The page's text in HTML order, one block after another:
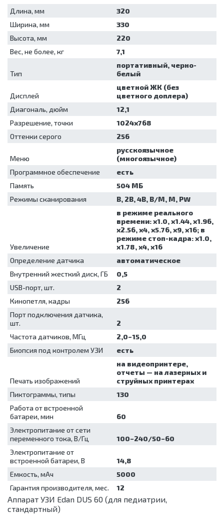
Длина, мм
320
Ширина, мм
330
Высота, мм
220
Вес, не более, кг
7,1
Тип
портативный, черно-
белый
Дисплей
цветной ЖК (без
цветного доплера)
Диагональ, дюйм
12,1
Разрешение, точки
1024х768
Оттенки серого
256
Меню
русскоязычное
(многоязычное)
Программное обеспечение
есть
Память
504 МБ
Режимы сканирования
В, 2В, 4В, В/М, М, PW
Увеличение
в режиме реального
времени: х1.0, х1.44, х1.96,
х2.56, х4, х5.76, х9, х16; в
режиме стоп-кадра: х1.0,
х1.78, х4, х16
Определение датчика
автоматическое
Внутренний жесткий диск, ГБ
0,5
USB-порт, шт.
2
Кинопетля, кадры
256
Порт подключения датчика,
шт.
2
Частота датчиков, МГц
2,0–15,0
Биопсия под контролем УЗИ
есть
Печать изображений
на видеопринтере,
отчеты — на лазерных и
струйных принтерах
Пиктограммы, типы
130
Работа от встроенной
батареи, мин
60
Электропитание от сети
переменного тока, В/Гц
100–240/50–60
Электропитание от
встроенной батареи, В
14,8
Емкость, мАч
5000
Гарантия производителя, мес.
12
Аппарат УЗИ Edan DUS 60 (для педиатрии,
стандартный)